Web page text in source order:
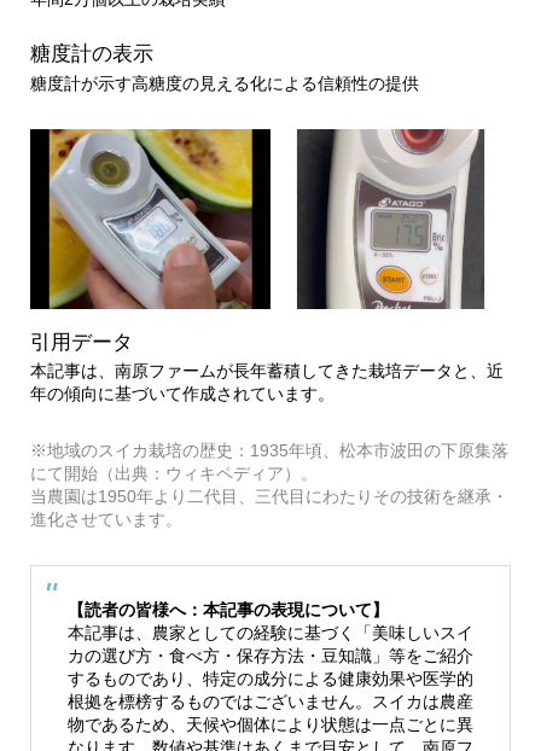
糖度計の表示
糖度計が示す高糖度の見える化による信頼性の提供
引用データ
本記事は、南原ファームが長年蓄積してきた栽培データと、近
年の傾向に基づいて作成されています。
※地域のスイカ栽培の歴史：1935年頃、松本市波田の下原集落
にて開始（出典：ウィキペディア）。
当農園は1950年より二代目、三代目にわたりその技術を継承・
進化させています。
【読者の皆様へ：本記事の表現について】
本記事は、農家としての経験に基づく「美味しいスイ
カの選び方・食べ方・保存方法・豆知識」等をご紹介
するものであり、特定の成分による健康効果や医学的
根拠を標榜するものではございません。スイカは農産
物であるため、天候や個体により状態は一点ごとに異